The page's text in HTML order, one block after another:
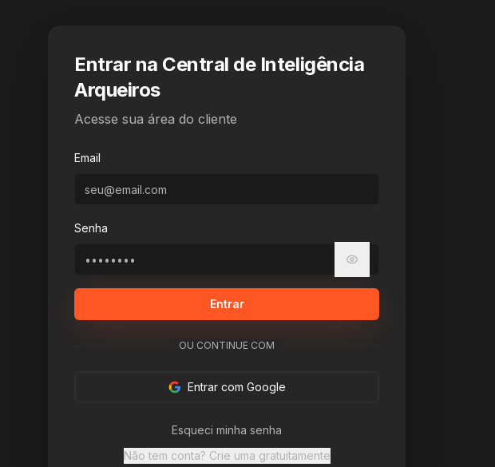
Entrar na Central de Inteligência
Arqueiros
Acesse sua área do cliente
Email
Senha
Entrar
OU CONTINUE COM
Entrar com Google
Esqueci minha senha
Não tem conta? Crie uma gratuitamente